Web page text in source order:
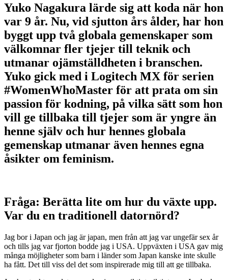
Yuko Nagakura lärde sig att koda när hon
var 9 år. Nu, vid sjutton års ålder, har hon
byggt upp två globala gemenskaper som
välkomnar fler tjejer till teknik och
utmanar ojämställdheten i branschen.
Yuko gick med i Logitech MX för serien
#WomenWhoMaster för att prata om sin
passion för kodning, på vilka sätt som hon
vill ge tillbaka till tjejer som är yngre än
henne själv och hur hennes globala
gemenskap utmanar även hennes egna
åsikter om feminism.
Fråga: Berätta lite om hur du växte upp.
Var du en traditionell datornörd?
​​Jag bor i Japan och jag är japan, men från att jag var ungefär sex år
och tills jag var fjorton bodde jag i USA. Uppväxten i USA gav mig
många möjligheter som barn i länder som Japan kanske inte skulle
ha fått. Det till viss del det som inspirerade mig till att ge tillbaka.